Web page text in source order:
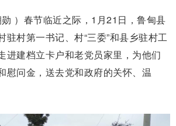
勋 ）春节临近之际，1月21日，鲁甸县
驻村第一书记、村“三委”和县乡驻村工
进建档立卡户和老党员家里，为他们
慰问金，送去党和政府的关怀、温